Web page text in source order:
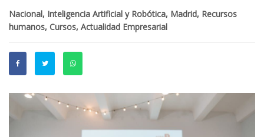
Nacional, Inteligencia Artificial y Robótica, Madrid, Recursos
humanos, Cursos, Actualidad Empresarial